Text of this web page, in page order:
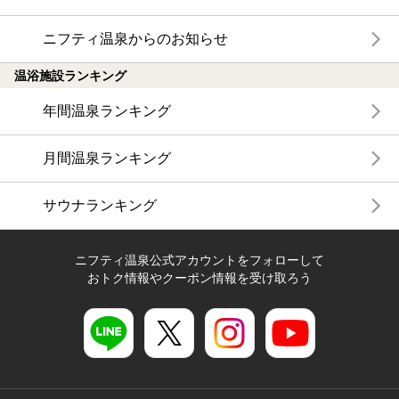
ニフティ温泉からのお知らせ
温浴施設ランキング
年間温泉ランキング
月間温泉ランキング
サウナランキング
ニフティ温泉公式アカウントをフォローして
おトク情報やクーポン情報を受け取ろう